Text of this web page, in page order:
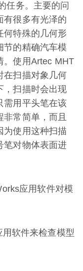
任务。主要的问
有很多有光泽的
何特殊的几何形
节的精确汽车模
。使用Artec MHT
在扫描对象几何
，扫描时会出现
需用平头笔在该
常简单，而且
为使用这种扫描
笔对物体表面进
应用软件对模
软件来检查模型